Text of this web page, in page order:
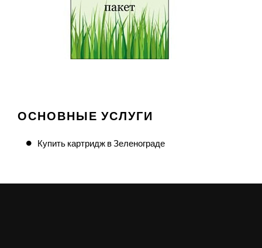
ОСНОВНЫЕ УСЛУГИ
Купить картридж в Зеленограде